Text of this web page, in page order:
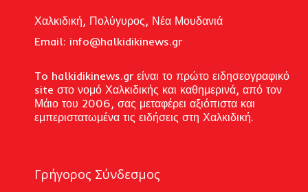
Χαλκιδική, Πολύγυρος, Νέα Μουδανιά
Email: info@halkidikinews.gr
To halkidikinews.gr είναι το πρώτο ειδησεογραφικό
site στο νομό Χαλκιδικής και καθημερινά, από τον
Μάιο του 2006, σας μεταφέρει αξιόπιστα και
εμπεριστατωμένα τις ειδήσεις στη Χαλκιδική.
Γρήγορος Σύνδεσμος